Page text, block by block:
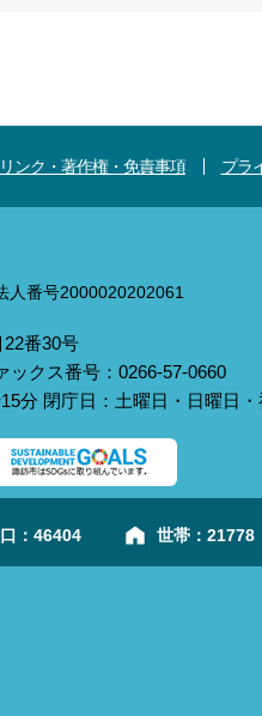
リンク・著作権・免責事項 プラ
人番号2000020202061
番30号
クス番号：0266-57-0660
分 閉庁日：土曜日・日曜日
： 46404 世帯： 21778